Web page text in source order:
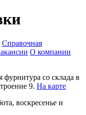
Справочная
О компании
со склада в
9. На карте
воскресенье и